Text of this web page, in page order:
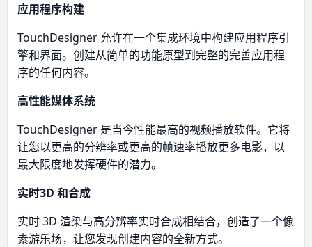
应用程序构建
TouchDesigner 允许在一个集成环境中构建应用程序引
擎和界面。创建从简单的功能原型到完整的完善应用程
序的任何内容。
高性能媒体系统
TouchDesigner 是当今性能最高的视频播放软件。它将
让您以更高的分辨率或更高的帧速率播放更多电影，以
最大限度地发挥硬件的潜力。
实时3D 和合成
实时 3D 渲染与高分辨率实时合成相结合，创造了一个像
素游乐场，让您发现创建内容的全新方式。